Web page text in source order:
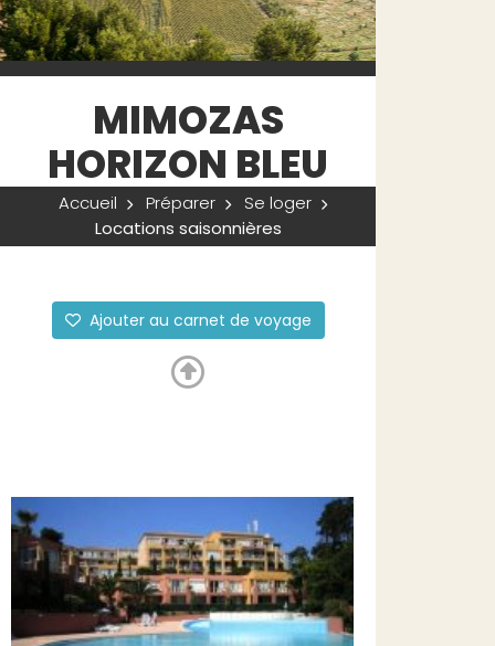
MIMOZAS
HORIZON BLEU
Accueil Préparer
Se loger
Locations saisonnières
Ajouter au carnet de voyage